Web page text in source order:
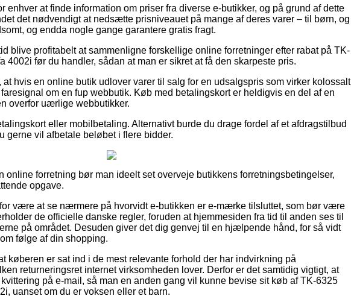
enhver at finde information om priser fra diverse e-butikker, og på grund af dette
det nødvendigt at nedsætte prisniveauet på mange af deres varer – til børn, og
og endda nogle gange garantere gratis fragt.
blive profitabelt at sammenligne forskellige online forretninger efter rabat på TK-
4002i før du handler, sådan at man er sikret at få den skarpeste pris.
hvis en online butik udlover varer til salg for en udsalgspris som virker kolossalt
om en fup webbutik. Køb med betalingskort er heldigvis en del af en
overfor uærlige webbutikker.
eller mobilbetaling. Alternativt burde du drage fordel af et afdragstilbud
gerne vil afbetale beløbet i flere bidder.
online forretning bør man ideelt set overveje butikkens forretningsbetingelser,
opgave.
være at se nærmere på hvorvidt e-butikken er e-mærke tilsluttet, som bør være
de officielle danske regler, foruden at hjemmesiden fra tid til anden ses til
på området. Desuden giver det dig genvej til en hjælpende hånd, for så vidt
følge af din shopping.
køberen er sat ind i de mest relevante forhold der har indvirkning på
returneringsret internet virksomheden lover. Derfor er det samtidig vigtigt, at
på e-mail, så man en anden gang vil kunne bevise sit køb af TK-6325
uanset om du er voksen eller et barn.